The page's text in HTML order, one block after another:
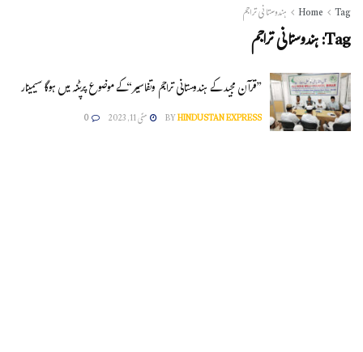
Home Tag ہندوستانی تراجم
Tag:ہندوستانی تراجم
”قرآن مجید کے ہندوستانی تراجم وتفاسیر“کے موضوع پرپٹنہ میں ہوگا سیمینار
BYHINDUSTAN EXPRESS مئی 11, 2023 0